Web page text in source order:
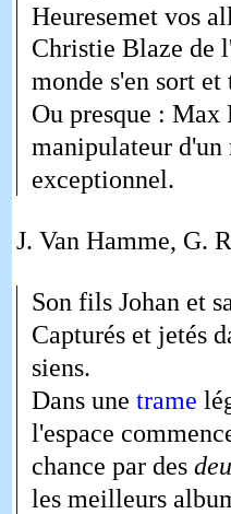
Heuresemet vos
Christie Blaze de
monde s'en sort
Ou presque : Max
manipulateur
exceptionnel.
J. Van Hamme, G.
Son fils Johan et
Capturés et jetés
siens.
Dans une trame
l'espace
chance par des
les meilleurs